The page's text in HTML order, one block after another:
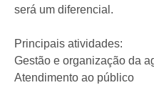
será um diferencial.
Principais atividades:
Gestão e organização da
Atendimento ao público